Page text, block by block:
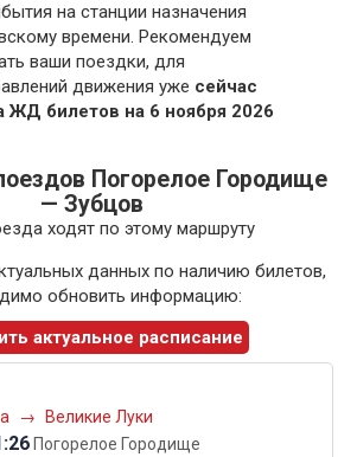
на станции назначения
времени. Рекомендуем
ваши поездки, для
движения уже сейчас
ЖД билетов на 6 ноября 2026
Погорелое Городище
— Зубцов
ходят по этому маршруту
данных по наличию билетов,
обновить информацию:
актуальное расписание
→ Великие Луки
Погорелое Городище